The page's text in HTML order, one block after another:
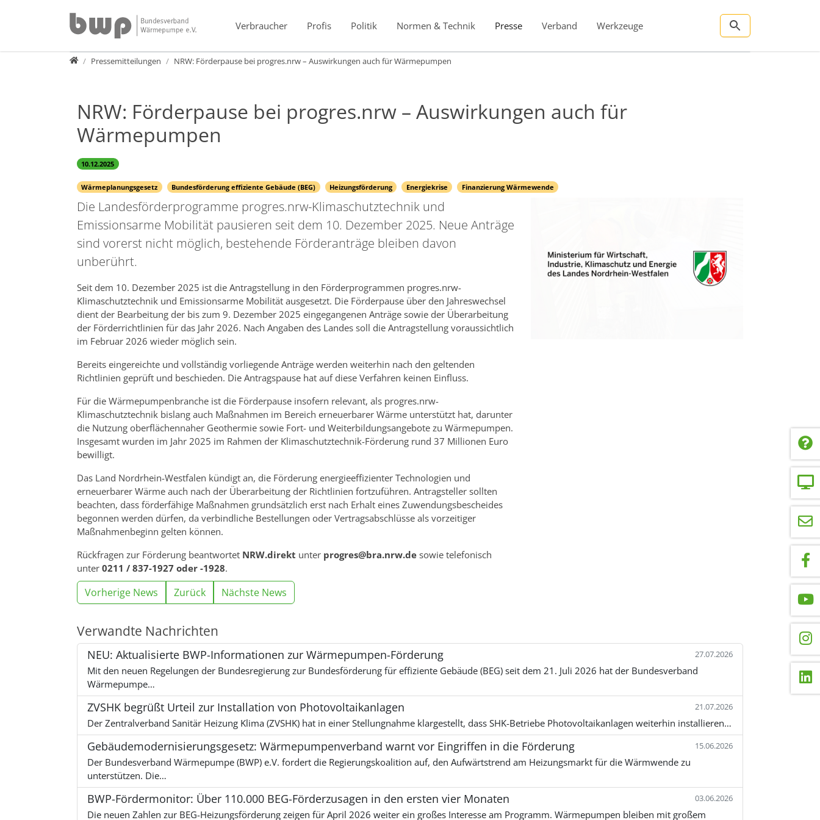
Verbraucher
Profis Politik Normen & Technik Presse Verband Werkzeuge
PressePressemitteilungen NRW: Förderpause bei progres.nrw – Auswirkungen auch für Wärmepumpen
NRW: Förderpause bei progres.nrw – Auswirkungen auch für
Wärmepumpen
10.12.2025
Wärmeplanungsgesetz Bundesförderung effiziente Gebäude (BEG) Heizungsförderung Energiekrise Finanzierung Wärmewende
Die Landesförderprogramme progres.nrw-Klimaschutztechnik und
Emissionsarme Mobilität pausieren seit dem 10. Dezember 2025. Neue Anträge
sind vorerst nicht möglich, bestehende Förderanträge bleiben davon
unberührt.
Seit dem 10. Dezember 2025 ist die Antragstellung in den Förderprogrammen progres.nrw-
Klimaschutztechnik und Emissionsarme Mobilität ausgesetzt. Die Förderpause über den Jahreswechsel
dient der Bearbeitung der bis zum 9. Dezember 2025 eingegangenen Anträge sowie der Überarbeitung
der Förderrichtlinien für das Jahr 2026. Nach Angaben des Landes soll die Antragstellung voraussichtlich
im Februar 2026 wieder möglich sein.
Bereits eingereichte und vollständig vorliegende Anträge werden weiterhin nach den geltenden
Richtlinien geprüft und beschieden. Die Antragspause hat auf diese Verfahren keinen Einfluss.
Für die Wärmepumpenbranche ist die Förderpause insofern relevant, als progres.nrw-
Klimaschutztechnik bislang auch Maßnahmen im Bereich erneuerbarer Wärme unterstützt hat, darunter
die Nutzung oberflächennaher Geothermie sowie Fort- und Weiterbildungsangebote zu Wärmepumpen.
Insgesamt wurden im Jahr 2025 im Rahmen der Klimaschutztechnik-Förderung rund 37 Millionen Euro
bewilligt.
Das Land Nordrhein-Westfalen kündigt an, die Förderung energieeffizienter Technologien und
erneuerbarer Wärme auch nach der Überarbeitung der Richtlinien fortzuführen. Antragsteller sollten
beachten, dass förderfähige Maßnahmen grundsätzlich erst nach Erhalt eines Zuwendungsbescheides
begonnen werden dürfen, da verbindliche Bestellungen oder Vertragsabschlüsse als vorzeitiger
Maßnahmenbeginn gelten können.
Rückfragen zur Förderung beantwortet NRW.direkt unter progres@bra.nrw.de sowie telefonisch
unter 0211 / 837-1927 oder -1928.
Vorherige News Zurück Nächste News
Verwandte Nachrichten
NEU: Aktualisierte BWP-Informationen zur Wärmepumpen-Förderung 27.07.2026
Mit den neuen Regelungen der Bundesregierung zur Bundesförderung für effiziente Gebäude (BEG) seit dem 21. Juli 2026 hat der Bundesverband
Wärmepumpe…
ZVSHK begrüßt Urteil zur Installation von Photovoltaikanlagen 21.07.2026
Der Zentralverband Sanitär Heizung Klima (ZVSHK) hat in einer Stellungnahme klargestellt, dass SHK-Betriebe Photovoltaikanlagen weiterhin installieren…
Gebäudemodernisierungsgesetz: Wärmepumpenverband warnt vor Eingriffen in die Förderung 15.06.2026
Der Bundesverband Wärmepumpe (BWP) e.V. fordert die Regierungskoalition auf, den Aufwärtstrend am Heizungsmarkt für die Wärmwende zu
unterstützen. Die…
BWP-Fördermonitor: Über 110.000 BEG-Förderzusagen in den ersten vier Monaten 03.06.2026
Die neuen Zahlen zur BEG-Heizungsförderung zeigen für April 2026 weiter ein großes Interesse am Programm. Wärmepumpen bleiben mit großem